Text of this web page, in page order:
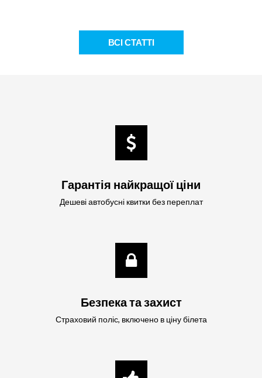
ВСІ СТАТТІ
Гарантія найкращої ціни
Дешеві автобусні квитки без переплат
Безпека та захист
Страховий поліс, включено в ціну білета